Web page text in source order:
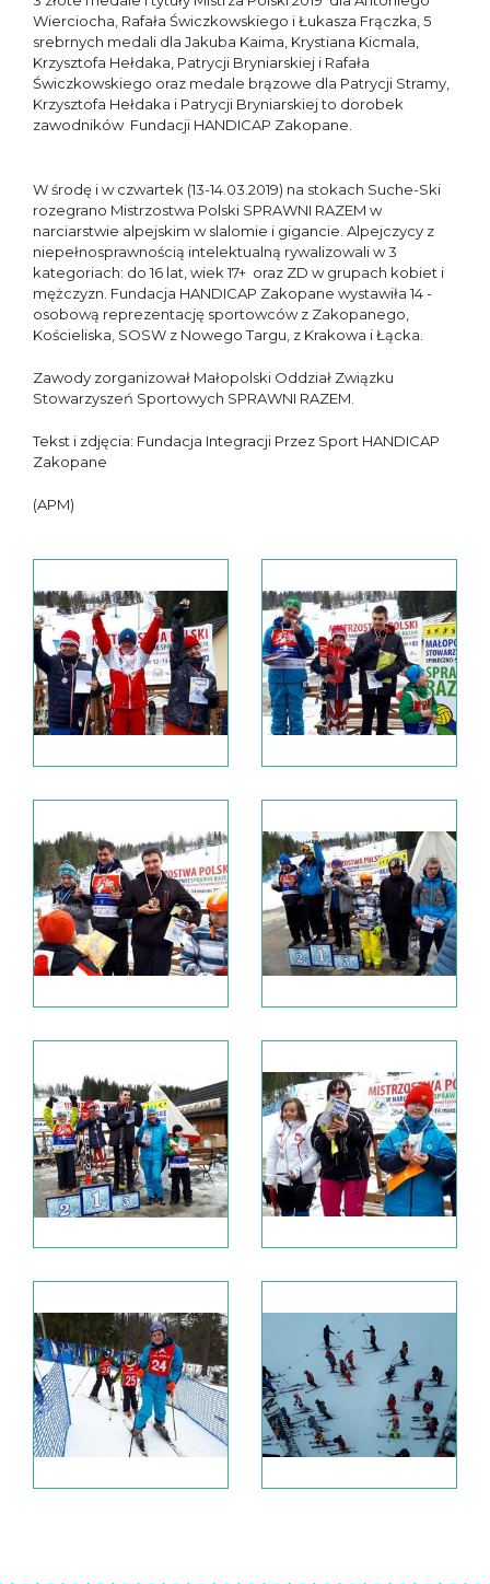
Wierciocha, Rafała Świczkowskiego i Łukasza Frączka, 5
srebrnych medali dla Jakuba Kaima, Krystiana Kicmala,
Krzysztofa Hełdaka, Patrycji Bryniarskiej i Rafała
Świczkowskiego oraz medale brązowe dla Patrycji Stramy,
Krzysztofa Hełdaka i Patrycji Bryniarskiej to dorobek
zawodników Fundacji HANDICAP Zakopane.
W środę i w czwartek (13-14.03.2019) na stokach Suche-Ski
rozegrano Mistrzostwa Polski SPRAWNI RAZEM w
narciarstwie alpejskim w slalomie i gigancie. Alpejczycy z
niepełnosprawnością intelektualną rywalizowali w 3
kategoriach: do 16 lat, wiek 17+ oraz ZD w grupach kobiet i
mężczyzn. Fundacja HANDICAP Zakopane wystawiła 14 -
osobową reprezentację sportowców z Zakopanego,
Kościeliska, SOSW z Nowego Targu, z Krakowa i Łącka.
Zawody zorganizował Małopolski Oddział Związku
Stowarzyszeń Sportowych SPRAWNI RAZEM.
Tekst i zdjęcia: Fundacja Integracji Przez Sport HANDICAP
Zakopane
(APM)